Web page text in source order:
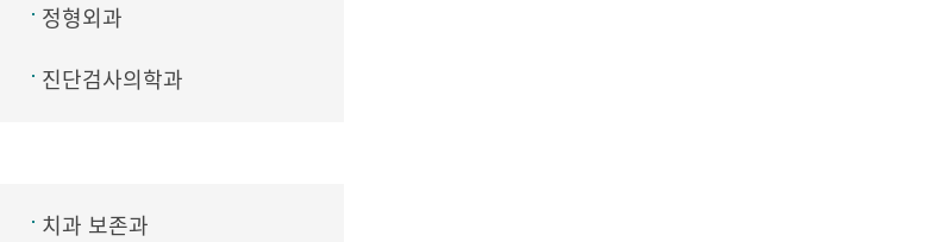
정형외과
진단검사의학과
치과 보존과